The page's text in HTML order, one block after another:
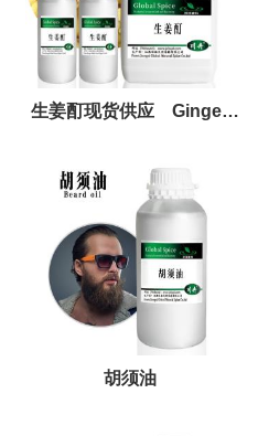
生姜酊现货供应 Ginger
胡须油